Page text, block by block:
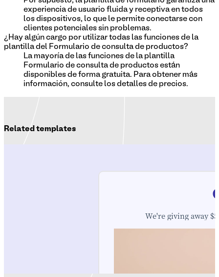
experiencia de usuario fluida y receptiva en todos
los dispositivos, lo que le permite conectarse con
clientes potenciales sin problemas.
¿Hay algún cargo por utilizar todas las funciones de la
plantilla del Formulario de consulta de productos?
La mayoría de las funciones de la plantilla
Formulario de consulta de productos están
disponibles de forma gratuita. Para obtener más
información, consulte los detalles de precios.
Related templates